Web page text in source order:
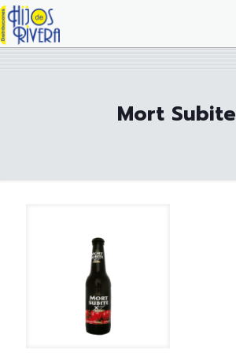
Mort Subite